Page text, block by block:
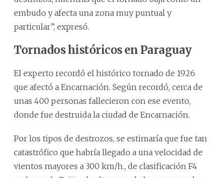
embudo y afecta una zona muy puntual y
particular”, expresó.
Tornados históricos en Paraguay
El experto recordó el histórico tornado de 1926
que afectó a Encarnación. Según recordó, cerca de
unas 400 personas fallecieron con ese evento,
donde fue destruida la ciudad de Encarnación.
Por los tipos de destrozos, se estimaría que fue tan
catastrófico que habría llegado a una velocidad de
vientos mayores a 300 km/h., de clasificación F4